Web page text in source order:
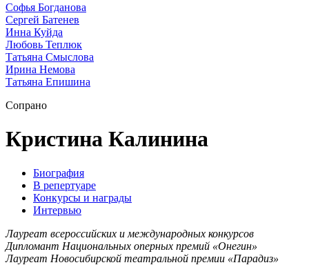
Софья Богданова
Сергей Батенев
Инна Куйда
Любовь Теплюк
Татьяна Смыслова
Ирина Немова
Татьяна Епишина
Сопрано
Кристина Калинина
Биография
В репертуаре
Конкурсы и награды
Интервью
Лауреат всероссийских и международных конкурсов
Дипломант Национальных оперных премий «Онегин»
Лауреат Новосибирской театральной премии «Парадиз»